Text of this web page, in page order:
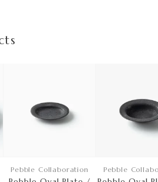
Pebble Collaboration Pebble